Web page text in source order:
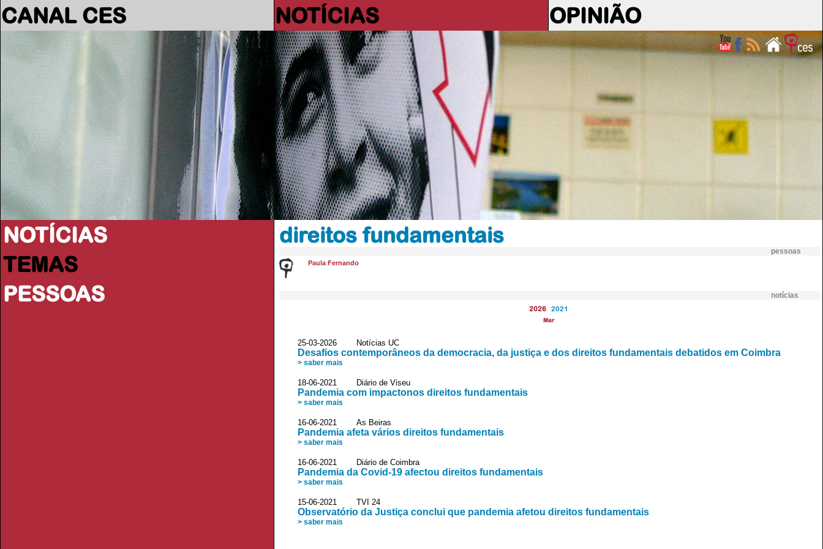
CANAL CES NOTÍCIAS OPINIÃO
NOTÍCIAS
TEMAS
PESSOAS
direitos fundamentais
pessoas
Paula Fernando
notícias
2026 2021
Mar
25-03-2026 Notícias UC
Desafios contemporâneos da democracia, da justiça e dos direitos fundamentais debatidos em Coimbra
> saber mais
18-06-2021 Diário de Viseu
Pandemia com impactonos direitos fundamentais
> saber mais
16-06-2021 As Beiras
Pandemia afeta vários direitos fundamentais
> saber mais
16-06-2021 Diário de Coimbra
Pandemia da Covid-19 afectou direitos fundamentais
> saber mais
15-06-2021 TVI 24
Observatório da Justiça conclui que pandemia afetou direitos fundamentais
> saber mais